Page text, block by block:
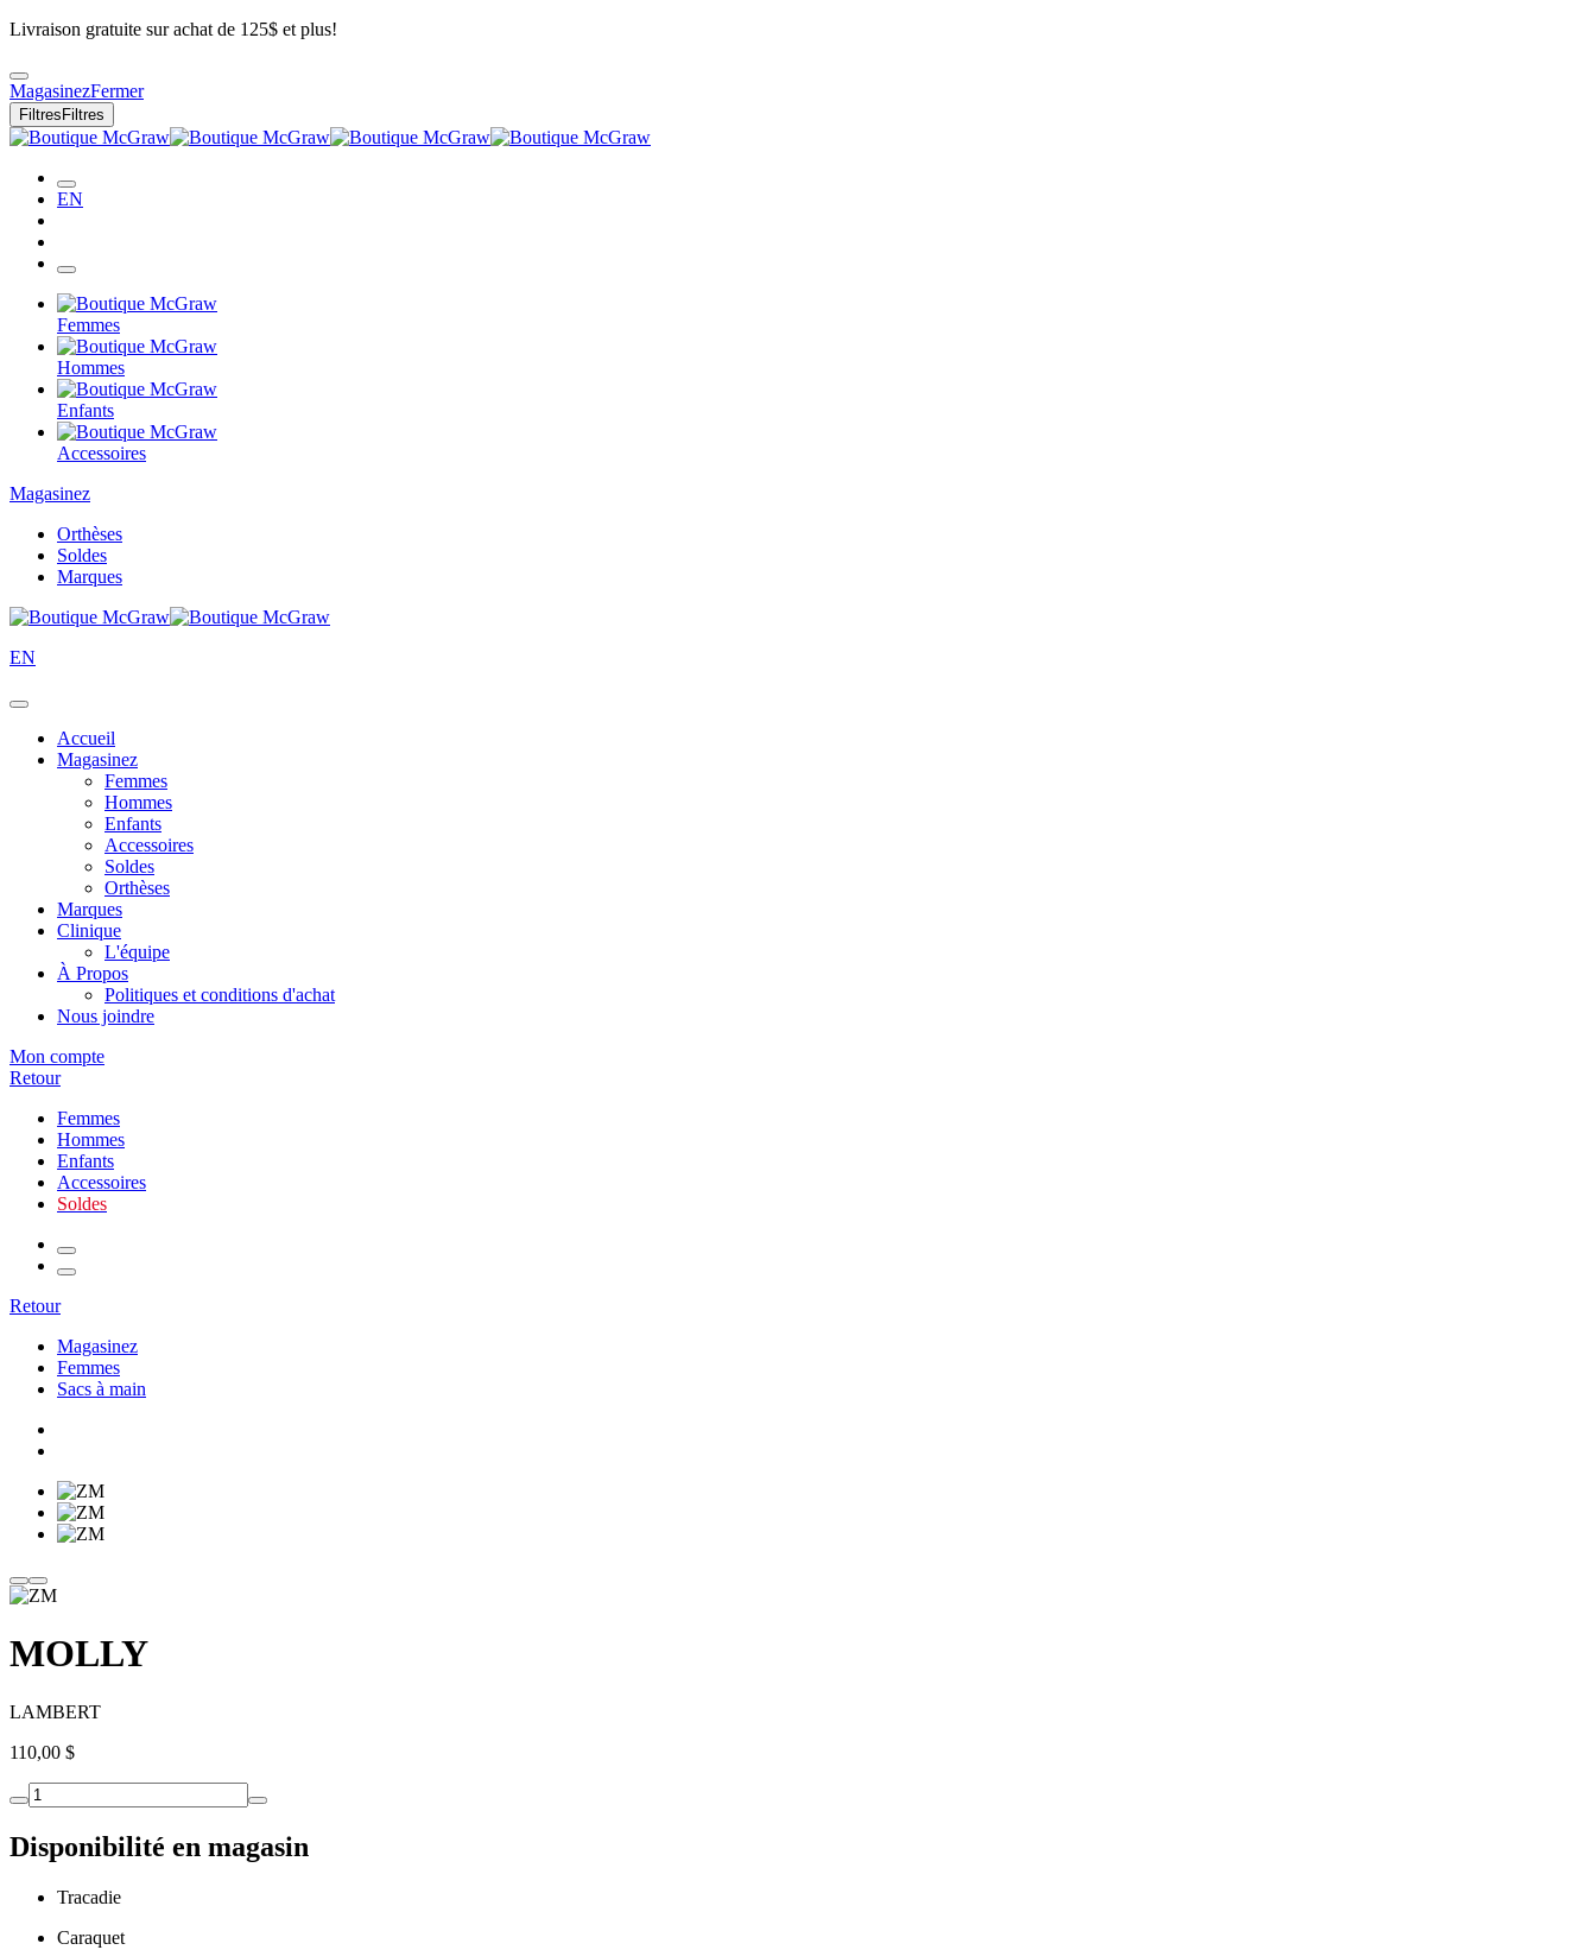
Livraison gratuite sur achat de 125$ et plus!
MagasinezFermer
Filtres Filtres
EN
Femmes
Hommes
Enfants
Accessoires
Magasinez
Orthèses
Soldes
Marques
EN
Accueil
Magasinez
Femmes
Hommes
Enfants
Accessoires
Soldes
Orthèses
Marques
Clinique
L'équipe
À Propos
Politiques et conditions d'achat
Nous joindre
Mon compte
Retour
Femmes
Hommes
Enfants
Accessoires
Soldes
Retour
Magasinez
Femmes
Sacs à main
MOLLY
LAMBERT
110,00 $
Disponibilité en magasin
Tracadie
Caraquet